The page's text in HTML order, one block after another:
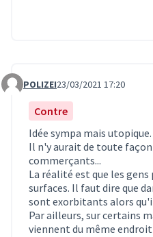
Commentaire 3016
POLIZEI23/03/2021 17:20
Contre
Idée sympa mais utopique.
Il n'y aurait de toute façon
commerçants...
La réalité est que les
surfaces. Il faut dire que
sont exorbitants alors
Par ailleurs, sur certains
viennent du même endroit